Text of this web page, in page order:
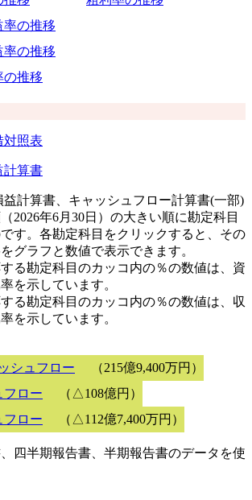
率の推移
率の推移
の推移
対照表
計算書
計算書、キャッシュフロー計算書(一部)
2026年6月30日）の大きい順に勘定科目
す。各勘定科目をクリックすると、その
グラフと数値で表示できます。
る勘定科目のカッコ内の％の数値は、資
を示しています。
る勘定科目のカッコ内の％の数値は、収
を示しています。
シュフロー
（215億9,400万円）
フロー
（△108億円）
フロー
（△112億7,400万円）
四半期報告書、半期報告書のデータを使